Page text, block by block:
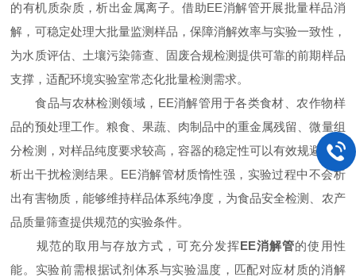
的有机质杂质，析出金属离子。借助EE消解管开展批量样品消
解，可稳定处理大批量监测样品，保障消解效率与实验一致性，
为水质评估、土壤污染筛查、固废合规检测提供可靠的前期样品
支撑，适配环境实验室常态化批量检测需求。
食品与农林检测领域，EE消解管用于各类食材、农作物样
品的预处理工作。粮食、果蔬、肉制品中的重金属残留、微量组
分检测，对样品纯度要求较高，容器的稳定性可以有效规避杂质
析出干扰检测结果。EE消解管材质惰性强，实验过程中不会析
出有害物质，能够维持样品体系纯净度，为食品安全检测、农产
品质量筛查提供规范的实验条件。
规范的取用与存放方式，可充分发挥EE消解管的使用性
能。实验前需根据试剂体系与实验温度，匹配对应材质的消解